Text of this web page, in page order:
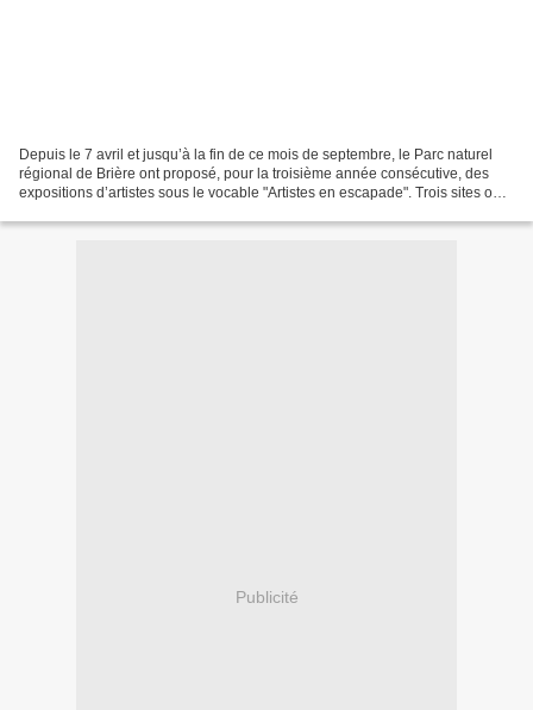
Depuis le 7 avril et jusqu’à la fin de ce mois de septembre, le Parc naturel
régional de Brière ont proposé, pour la troisième année consécutive, des
expositions d’artistes sous le vocable "Artistes en escapade". Trois sites ont
Publicité